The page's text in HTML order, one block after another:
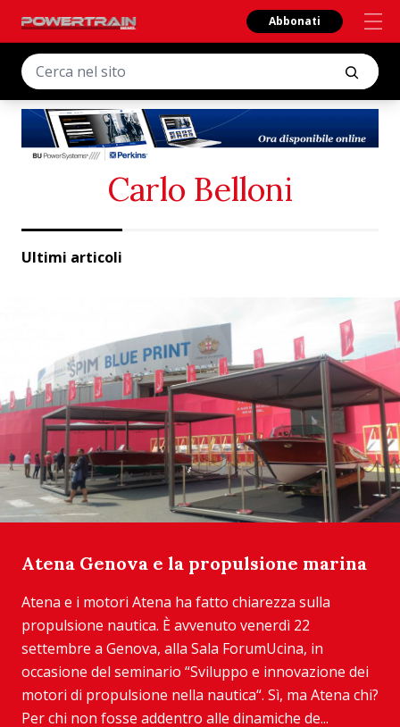
Abbonati
Carlo Belloni
Ultimi articoli
Atena Genova e la propulsione marina
Atena e i motori Atena ha fatto chiarezza sulla
propulsione nautica. È avvenuto venerdì 22
settembre a Genova, alla Sala ForumUcina, in
occasione del seminario “Sviluppo e innovazione dei
motori di propulsione nella nautica“. Sì, ma Atena chi?
Per chi non fosse addentro alle dinamiche de...